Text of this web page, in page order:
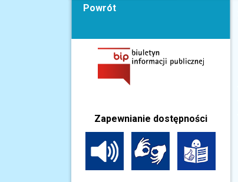
Powrót
Zapewnianie dostępności